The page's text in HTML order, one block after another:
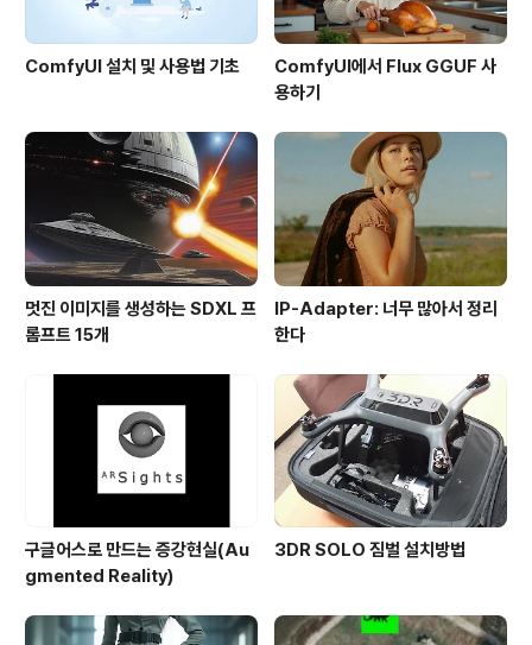
ComfyUI 설치 및 사용법 기초
ComfyUI에서 Flux GGUF 사
용하기
멋진 이미지를 생성하는 SDXL 프
롬프트 15개
IP-Adapter: 너무 많아서 정리
한다
구글어스로 만드는 증강현실(Au
gmented Reality)
3DR SOLO 짐벌 설치방법